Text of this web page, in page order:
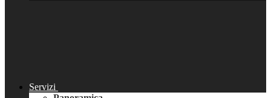
Servizi